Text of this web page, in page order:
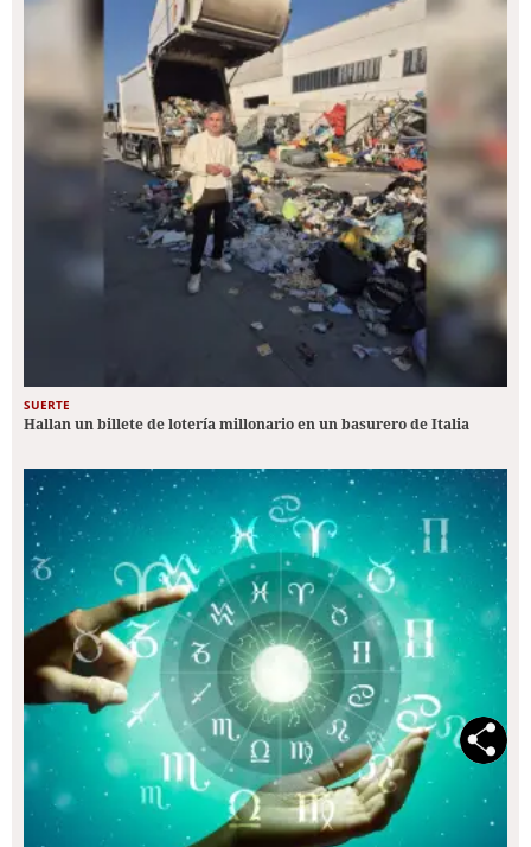
SUERTE
Hallan un billete de lotería millonario en un basurero de Italia